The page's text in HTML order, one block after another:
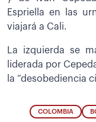
Espriella en las
viajará a Cali.
La izquierda se
liderada por
la “desobediencia
COLOMBIA